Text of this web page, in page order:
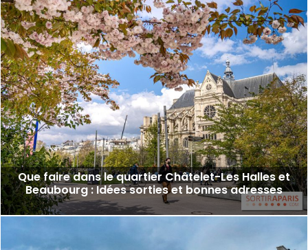
Que faire dans le quartier Châtelet-Les Halles et
Beaubourg : Idées sorties et bonnes adresses